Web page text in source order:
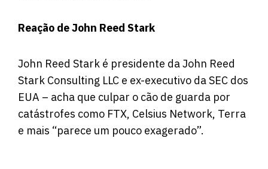
Reação de John Reed Stark
John Reed Stark é presidente da John Reed
Stark Consulting LLC e ex-executivo da SEC dos
EUA – acha que culpar o cão de guarda por
catástrofes como FTX, Celsius Network, Terra
e mais “parece um pouco exagerado”.